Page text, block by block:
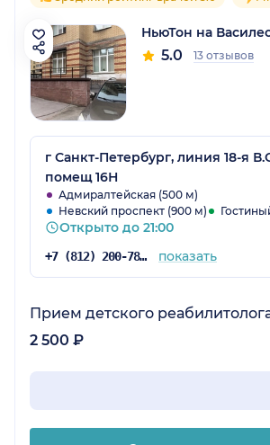
НьюТон на
5.0 13 отзывов
г Санкт-Петербург, линия 18-я
помещ 16Н
Адмиралтейская (500 м)
Невский проспект (900 м)
Открыто до 21:00
+7 (812) 200-78-93 показать
Прием детского
2 500 ₽